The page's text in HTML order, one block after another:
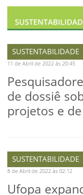
SUSTENTABILIDADE
11 de Abril de 2022 às 20:45
de dossiê
projetos e
SUSTENTABILIDADE
8 de Abril de 2022 às 02:12
Ufopa